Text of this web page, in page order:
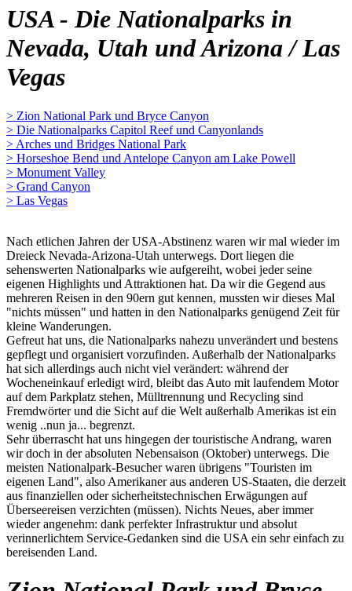
USA - Die Nationalparks in
Nevada, Utah und Arizona / Las
Vegas
> Zion National Park und Bryce Canyon
> Die Nationalparks Capitol Reef und Canyonlands
> Arches und Bridges National Park
> Horseshoe Bend und Antelope Canyon am Lake Powell
> Monument Valley
> Grand Canyon
> Las Vegas
Nach etlichen Jahren der USA-Abstinenz waren wir mal wieder im
Dreieck Nevada-Arizona-Utah unterwegs. Dort liegen die
sehenswerten Nationalparks wie aufgereiht, wobei jeder seine
eigenen Highlights und Attraktionen hat. Da wir die Gegend aus
mehreren Reisen in den 90ern gut kennen, mussten wir dieses Mal
"nichts müssen" und hatten in den Nationalparks genügend Zeit für
kleine Wanderungen.
Gefreut hat uns, die Nationalparks nahezu unverändert und bestens
gepflegt und organisiert vorzufinden. Außerhalb der Nationalparks
hat sich allerdings auch nicht viel verändert: während der
Wocheneinkauf erledigt wird, bleibt das Auto mit laufendem Motor
auf dem Parkplatz stehen, Mülltrennung und Recycling sind
Fremdwörter und die Sicht auf die Welt außerhalb Amerikas ist ein
wenig ..nun ja... begrenzt.
Sehr überrascht hat uns hingegen der touristische Andrang, waren
wir doch in der absoluten Nebensaison (Oktober) unterwegs. Die
meisten Nationalpark-Besucher waren übrigens "Touristen im
eigenen Land", also Amerikaner aus anderen US-Staaten, die derzeit
aus finanziellen oder sicherheitstechnischen Erwägungen auf
Überseereisen verzichten (müssen). Nichts Neues, aber immer
wieder angenehm: dank perfekter Infrastruktur und absolut
verinnerlichtem Service-Gedanken sind die USA ein sehr einfach zu
bereisenden Land.